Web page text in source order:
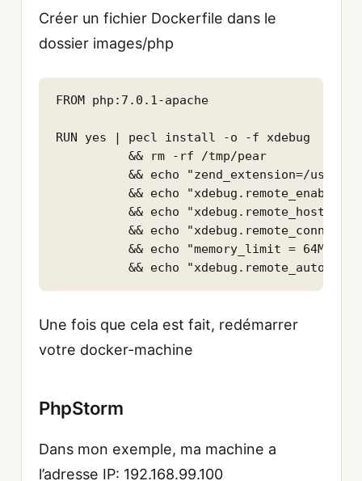
Créer un fichier Dockerfile dans le
dossier images/php
FROM php:7.0.1-apache
RUN yes | pecl install -o -f xdebug
          && rm -rf /tmp/pear
&& echo "zend_extension=/usr/
&& echo
&& echo
&& echo
&& echo "memory_limit = 64M" >
&& echo
Une fois que cela est fait, redémarrer
votre docker-machine
PhpStorm
Dans mon exemple, ma machine a
l’adresse IP: 192.168.99.100